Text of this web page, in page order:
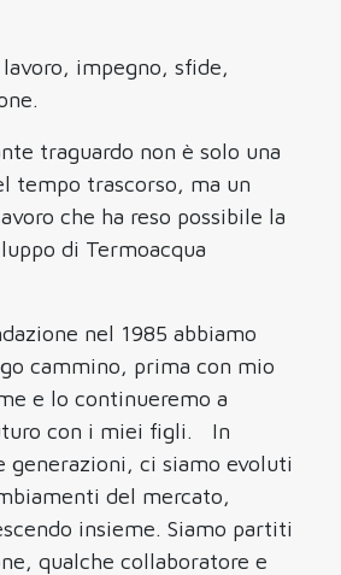
lavoro, impegno, sfide,
traguardo non è solo una
tempo trascorso, ma un
che ha reso possibile la
di Termoacqua
nel 1985 abbiamo
cammino, prima con mio
e lo continueremo a
con i miei figli. In
generazioni, ci siamo evoluti
del mercato,
insieme. Siamo partiti
qualche collaboratore e